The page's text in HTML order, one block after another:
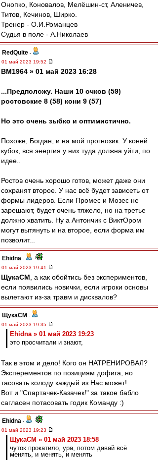
Онопко, Коновалов, Мелёшин-ст, Аленичев,
Титов, Кечинов, Ширко.
Тренер - О.И.Романцев
Судья в поле - А.Николаев
RedQuite -
01 май 2023 19:52
BM1964 » 01 май 2023 16:28
...Предположу. Наши 10 очков (59)
ростовские 8 (58) кони 9 (57)
Но это очень зыбко и оптимистично.
Похоже, Богдан, и на мой прогнозик. У коней
кубок, вся энергия у них туда должна уйти, по
идее..
Ростов очень хорошо готов, может даже они
сохранят второе. У нас всё будет зависеть от
формы лидеров. Если Промес и Мозес не
зарешают, будет очень тяжело, но на третье
должно хватить. Ну а Антончик с ВиктОром
могут вытянуть и на второе, если форма им
позволит...
Ehidna -
01 май 2023 19:41
ЩукаСМ , а как обойтись без экспериментов,
если появились новички, если игроки основы
вылетают из-за травм и дисквалов?
ЩукаСМ -
01 май 2023 19:35
Ehidna » 01 май 2023 19:23
это просчитали и знают,
Так в этом и дело! Кого он НАТРЕНИРОВАЛ?
Эксперементов по позициям дофига, но
тасовать колоду каждый из Нас может!
Вот и "Спартачек-Казачек!" за такое бабло
сагласен потасовать годик Команду :)
Ehidna -
01 май 2023 19:23
ЩукаСМ » 01 май 2023 18:58
чуток прокатило, ура, потом давай всё
менять, и менять, и менять